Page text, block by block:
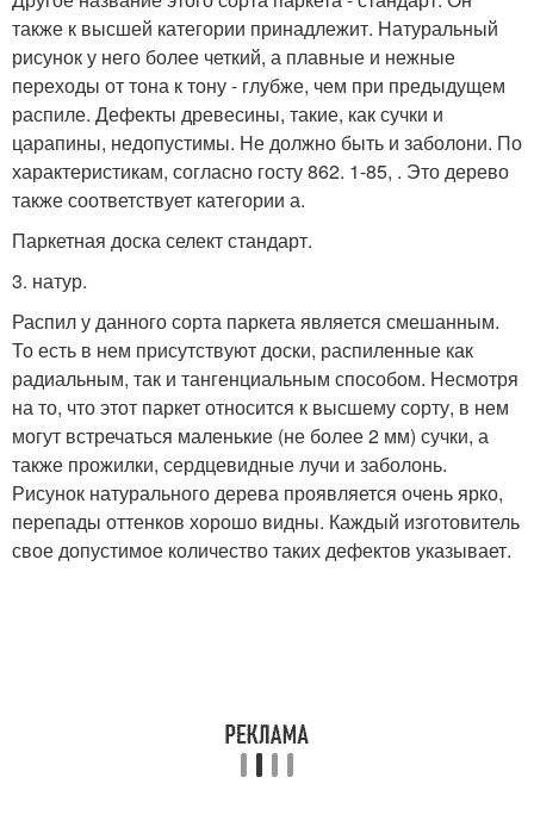
также к высшей категории принадлежит. Натуральный
рисунок у него более четкий, а плавные и нежные
переходы от тона к тону - глубже, чем при предыдущем
распиле. Дефекты древесины, такие, как сучки и
царапины, недопустимы. Не должно быть и заболони. По
характеристикам, согласно госту 862. 1-85, . Это дерево
также соответствует категории а.
Паркетная доска селект стандарт.
3. натур.
Распил у данного сорта паркета является смешанным.
То есть в нем присутствуют доски, распиленные как
радиальным, так и тангенциальным способом. Несмотря
на то, что этот паркет относится к высшему сорту, в нем
могут встречаться маленькие (не более 2 мм) сучки, а
также прожилки, сердцевидные лучи и заболонь.
Рисунок натурального дерева проявляется очень ярко,
перепады оттенков хорошо видны. Каждый изготовитель
свое допустимое количество таких дефектов указывает.